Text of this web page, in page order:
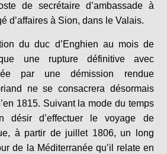
de secrétaire d’ambassade à
d’affaires à Sion, dans le Valais.
du duc d’Enghien au mois de
une rupture définitive avec
par une démission rendue
ne se consacrera désormais
1815. Suivant la mode du temps
désir d’effectuer le voyage de
à partir de juillet 1806, un long
de la Méditerranée qu’il relate en